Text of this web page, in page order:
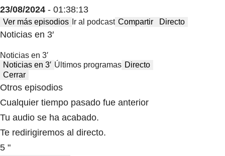
23/08/2024 - 01:38:13
Ver más episodios Ir al podcast Compartir Directo
Noticias en 3′
Noticias en 3′
Noticias en 3′ Últimos programas Directo
Cerrar
Otros episodios
Cualquier tiempo pasado fue anterior
Tu audio se ha acabado.
Te redirigiremos al directo.
5 "